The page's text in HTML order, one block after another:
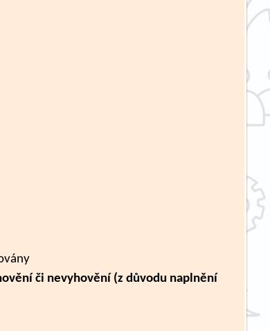
či nevyhovění (z důvodu naplnění